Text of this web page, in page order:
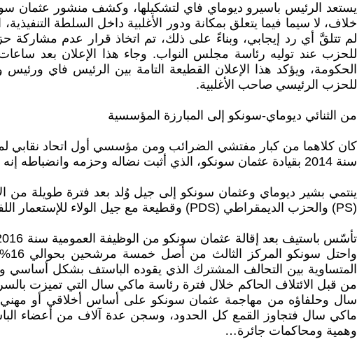
يستعد الرئيس باسيرو ديوماي فاي لتشكيلها، وكشف منشور عثمان
خلاف، لا سيما فيما يتعلق بمكانة ودور الأغلبية داخل السلطة
لم تتلقَّ أي رد إيجابي، وبناءً على ذلك، تم اتخاذ قرار عدم مشاركة
للحزب عند توليه رئاسة مجلس النواب. وجاء هذا الإعلان بعد
الحكومة، ويؤكد هذا الإعلان القطيعة التامة بين الرئيس فاي
للحزب الرئيسي صاحب الأغلبية.
من الثنائي ديوماي-سونكو إلى المبارزة المؤسسية
سنة 2014 بقيادة عثمان سونكو، الذي أثبت نضاله وحزمه وانضباطه إنه قائد سياسي.
(PS) والحزب الديمقراطي (PDS) وقطيعة مع جيل الولاء للإستعمار اللفرنسي، مقابل بناء نموذج يطمح لإنشاء قاعدة للرأسمالية الوطنية…
من قبل الائتلاف الحاكم خلال فترة رئاسة ماكي سال التي تميزت
سال وحلفاؤه من مهاجمة عثمان سونكو على أساس أخلاقي أو
ماكي سال فتجاوز القمع كل الحدود، وسجن عدة آلاف من أعضاء
وهمية ومحاكمات جائرة…